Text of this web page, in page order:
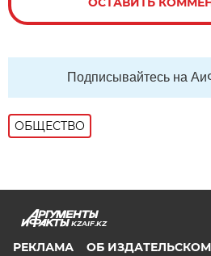
Подписывайтесь на
ОБЩЕСТВО
KZAIF.KZ
РЕКЛАМА
ОБ